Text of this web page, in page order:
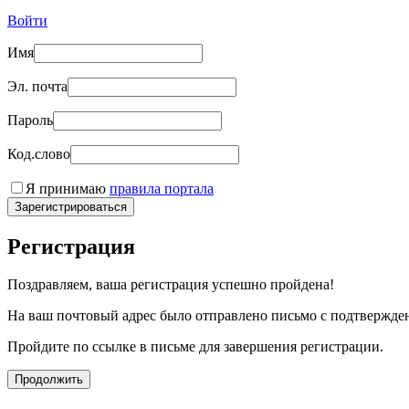
Войти
Имя
Эл. почта
Пароль
Код.слово
Я принимаю правила портала
Зарегистрироваться
Регистрация
Поздравляем, ваша регистрация успешно пройдена!
На ваш почтовый адрес было отправлено письмо с
Пройдите по ссылке в письме для завершения регистрации.
Продолжить